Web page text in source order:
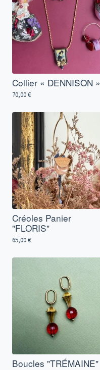
Collier « DENNISON »
70,00€
Créoles Panier
"FLORIS"
65,00€
Boucles "TRÉMAINE"